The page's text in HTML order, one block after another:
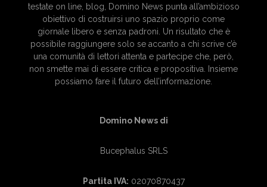
testate on line, blog, Domino News punta all’ambizioso
obiettivo di costruirsi uno spazio proprio come
giornale libero e senza padroni. Un risultato che è
possibile raggiungere solo se accanto a chi scrive c’è
una comunità di lettori attenta e partecipe che, però,
non smette mai di essere critica e propositiva. Insieme
possiamo fare il futuro dell’informazione.
Domino News di
Bucephalus SRLS
Partita IVA: 02070870437